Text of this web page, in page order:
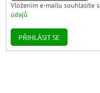
Vložením e-mailu souhlasíte s
údajů
PŘIHLÁSIT SE